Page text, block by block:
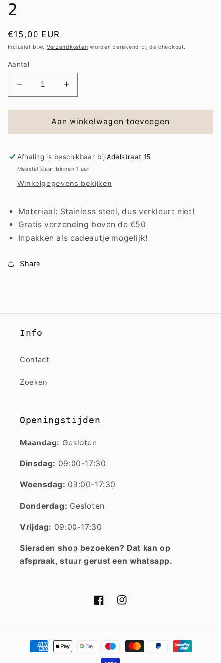
2
Normale
prijs
€15,00 EUR
Inclusief btw. Verzendkosten worden berekend bij de checkout.
Aantal
Aantal
verlagen
voor
Bracelet
|
2
Aantal
verhogen
voor
Bracelet
|
2
Aan winkelwagen toevoegen
Afhaling is beschikbaar bijAdelstraat 15
Meestal klaar binnen 1 uur
Winkelgegevens bekijken
Materiaal: Stainless steel, dus verkleurt niet!
Gratis verzending boven de €50.
Inpakken als cadeautje mogelijk!
Share
Info
Contact
Zoeken
Openingstijden
Maandag: Gesloten
Dinsdag: 09:00-17:30
Woensdag: 09:00-17:30
Donderdag: Gesloten
Vrijdag: 09:00-17:30
Sieraden shop bezoeken? Dat kan op
afspraak, stuur gerust een whatsapp.
FacebookInstagram
Betaalmethoden